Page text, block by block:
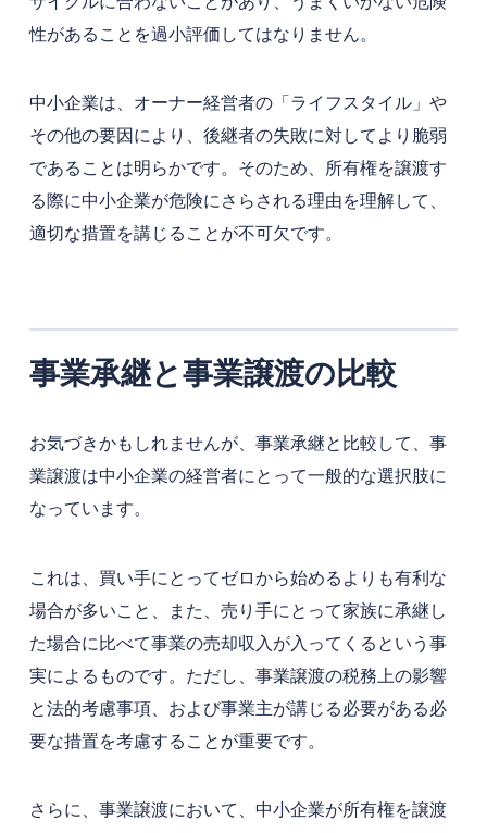
性があることを過小評価してはなりません。
中小企業は、オーナー経営者の「ライフスタイル」や
その他の要因により、後継者の失敗に対してより脆弱
であることは明らかです。そのため、所有権を譲渡す
る際に中小企業が危険にさらされる理由を理解して、
適切な措置を講じることが不可欠です。
事業承継と事業譲渡の比較
お気づきかもしれませんが、事業承継と比較して、事
業譲渡は中小企業の経営者にとって一般的な選択肢に
なっています。
これは、買い手にとってゼロから始めるよりも有利な
場合が多いこと、また、売り手にとって家族に承継し
た場合に比べて事業の売却収入が入ってくるという事
実によるものです。ただし、事業譲渡の税務上の影響
と法的考慮事項、および事業主が講じる必要がある必
要な措置を考慮することが重要です。
さらに、事業譲渡において、中小企業が所有権を譲渡